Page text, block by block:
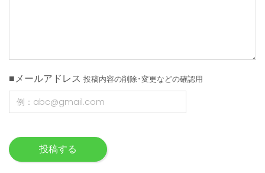
■メールアドレス 投稿内容の削除･変更などの確認用
投稿する